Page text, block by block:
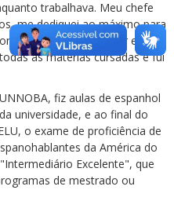
trabalhava. Meu chefe
me dediquei ao máximo para
dar meu melhor em
as matérias cursadas e fui
fiz aulas de espanhol
universidade, e ao final do
o exame de proficiência de
da América do
Excelente", que
de mestrado ou